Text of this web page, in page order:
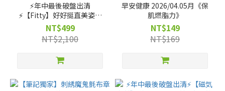
⚡️年中最後破盤出清
⚡️【Fitty】好好挺直美姿衣
－短袖款（剩 2XS, XS, S, M,
L, XL, 2XL 號）
NT$499
NT$2,100
早安健康 2026/04.05月《保
肌燃脂力》
NT$149
NT$169